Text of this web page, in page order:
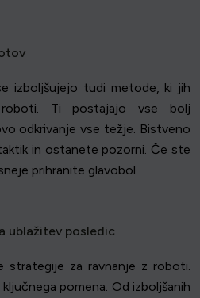
izboljšujejo tudi metode, ki jih
roboti. Ti postajajo vse bolj
odkrivanje vse težje. Bistveno
in ostanete pozorni. Če ste
prihranite glavobol.
ublažitev posledic
strategije za ravnanje z roboti.
pomena. Od izboljšanih